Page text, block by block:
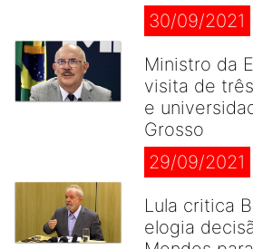
30/09/2021
Ministro da
visita de
e
Grosso
29/09/2021
Lula critica
elogia